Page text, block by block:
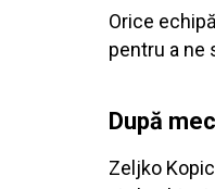
Orice
pentru a ne
După
Zeljko